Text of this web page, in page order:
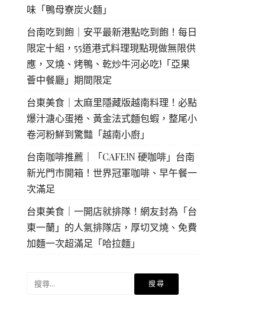
味「鴨母寮炭火麵」
台南吃到飽｜安平最新港點吃到飽！每日
限定十組，55道港式料理現點現做無限供
應，叉燒、烤鴨、乾炒牛河必吃!「亞果
薈中餐廳」期間限定
台東美食｜太麻里隱藏版越南料理！必點
爆汁溏心蛋捲、黃金法式麵包蝦，整尾小
卷河粉鮮到驚豔「越南小廚」
台南咖啡推薦｜「CAFE!N 硬咖啡」台南
新光門市開箱！世界冠軍咖啡、早午餐一
次滿足
台東美食｜一開店就排隊！網友封為「台
東一蘭」的人氣排隊店，厚切叉燒、免費
加麵一次超滿足「哈拉麵」